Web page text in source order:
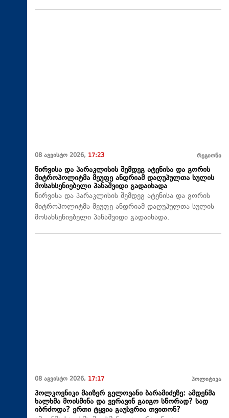
08 აგვისტო 2026, 17:23 რეგიონი
წირვისა და პარაკლისის შემდეგ ატენისა და გორის
მიტროპოლიტმა მეუფე ანდრიამ დაღუპულთა სულის
მოსახსენიებელი პანაშვიდი გადაიხადა
წირვისა და პარაკლისის შემდეგ ატენისა და გორის
მიტროპოლიტმა მეუფე ანდრიამ დაღუპულთა სულის
მოსახსენიებელი პანაშვიდი გადაიხადა.
08 აგვისტო 2026, 17:17 პოლიტიკა
პოლკოვნიკი მაიზერ გელოვანი ბარამიძეზე: ამდენმა
ხალხმა მოისმინა და ვერავინ გაიგო სწორად? სად
იბრძოდა? ერთი ტყვია გაუსვრია თვითონ?